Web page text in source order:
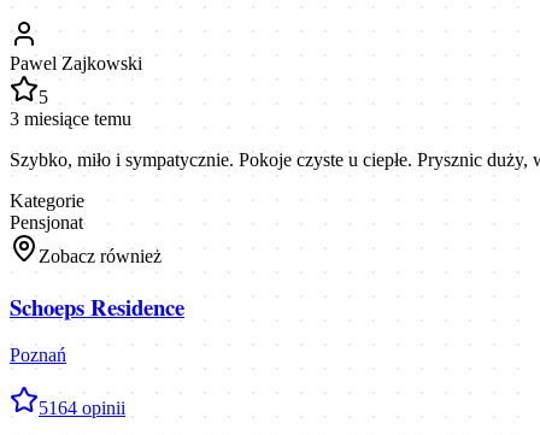
Pawel Zajkowski
5
3 miesiące temu
Szybko, miło i sympatycznie. Pokoje czyste u ciepłe. Prysznic
Kategorie
Pensjonat
Zobacz również
Schoeps Residence
Poznań
5164 opinii